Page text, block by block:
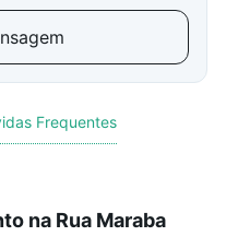
Frequentes
na Rua Maraba